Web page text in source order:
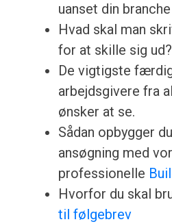
uanset din
Hvad skal man
for at skille sig ud?
De vigtigste
arbejdsgivere fra
ønsker at se.
Sådan opbygger
ansøgning med
professionelle
Hvorfor du skal
til følgebrev